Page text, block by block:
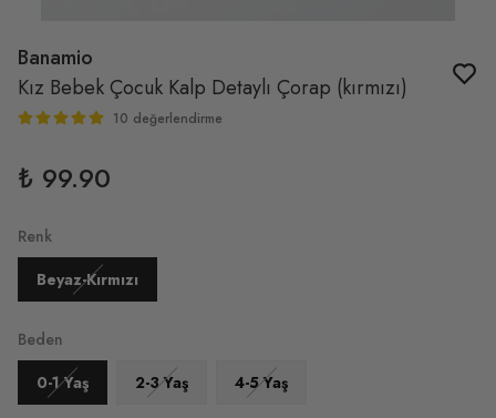
Banamio
Kız Bebek Çocuk Kalp Detaylı Çorap (kırmızı)
10 değerlendirme
₺ 99.90
Renk
Beyaz-Kırmızı
Beden
0-1 Yaş
2-3 Yaş 4-5 Yaş